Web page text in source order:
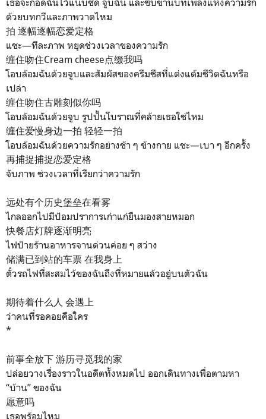
เธอจะกอดฉันไว้แนบชิด จูบฉัน และขับขานบทเพลงแห่งความรัก
ด้วยบทกวีและภาพวาดไหม
拍 逐幅逐幅恋爱定格
แชะ—ทีละภาพ หยุดช่วงเวลาของความรัก
缠住吻住Cream cheese点缀我吗
โอบล้อมฉันด้วยจูบและสัมผัสของครีมชีสที่แต่งแต้มชีวิตฉันหรือ
เปล่า
缠住吻住古雕刻似你吗
โอบล้อมฉันด้วยจูบ รูปปั้นโบราณที่คล้ายเธอใช่ไหม
缠住爱慢身边一拍 轻轻一拍
โอบล้อมฉันด้วยความรักอย่างช้า ๆ ข้างกาย แชะ—เบา ๆ อีกครั้ง
再捕捉捕捉恋爱定格
จับภาพ ช่วงเวลาที่เรียกว่าความรัก
远处有个历史堡垒在看雾
ไกลออกไปมีป้อมปราการเก่าแก่ยืนมองสายหมอก
快餐店灯牌逐渐明亮
ไฟป้ายร้านอาหารจานด่วนค่อย ๆ สว่าง
储满已到站的车票 在我身上
ตั๋วรถไฟที่สะสมไว้ของฉันถึงที่หมายแล้วอยู่บนตัวฉัน
期待着什么人 会遇上
ว่าคนที่รอคอยคือใคร
*
前事全放下 游历寻觅我的家
ปล่อยวางเรื่องราวในอดีตทั้งหมดไป ออกเดินทางเพื่อตามหา
“บ้าน” ของฉัน
愿意吗
เธอพร้อมไหม